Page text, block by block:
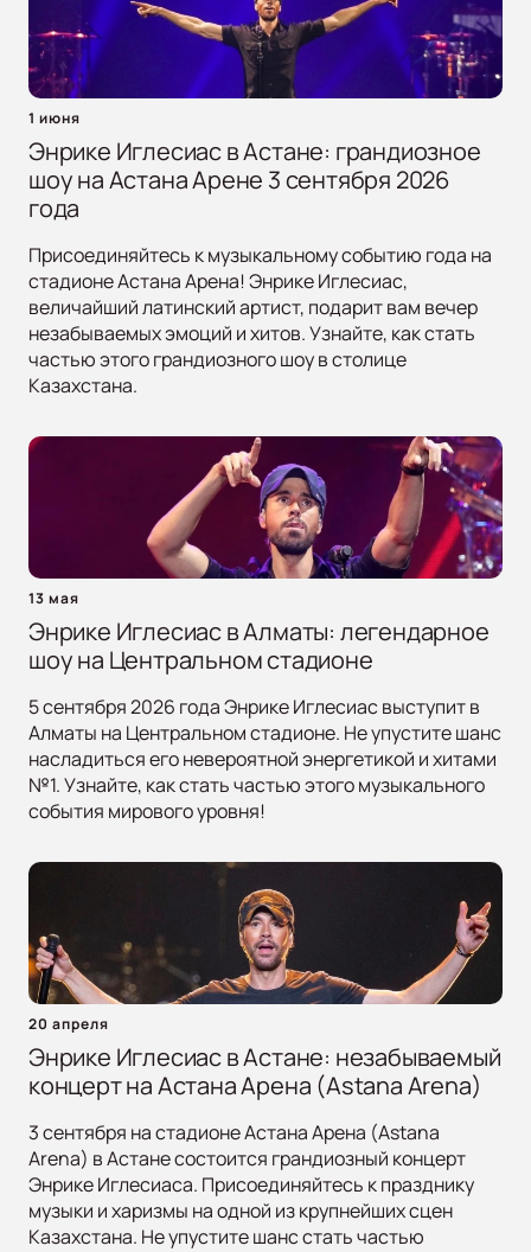
1 июня
Энрике Иглесиас в Астане: грандиозное
шоу на Астана Арене 3 сентября 2026
года
Присоединяйтесь к музыкальному событию года на
стадионе Астана Арена! Энрике Иглесиас,
величайший латинский артист, подарит вам вечер
незабываемых эмоций и хитов. Узнайте, как стать
частью этого грандиозного шоу в столице
Казахстана.
13 мая
Энрике Иглесиас в Алматы: легендарное
шоу на Центральном стадионе
5 сентября 2026 года Энрике Иглесиас выступит в
Алматы на Центральном стадионе. Не упустите шанс
насладиться его невероятной энергетикой и хитами
№1. Узнайте, как стать частью этого музыкального
события мирового уровня!
20 апреля
Энрике Иглесиас в Астане: незабываемый
концерт на Астана Арена (Astana Arena)
3 сентября на стадионе Астана Арена (Astana
Arena) в Астане состоится грандиозный концерт
Энрике Иглесиаса. Присоединяйтесь к празднику
музыки и харизмы на одной из крупнейших сцен
Казахстана. Не упустите шанс стать частью